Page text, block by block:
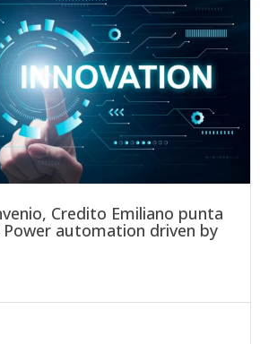
Credito Emiliano punta
automation driven by